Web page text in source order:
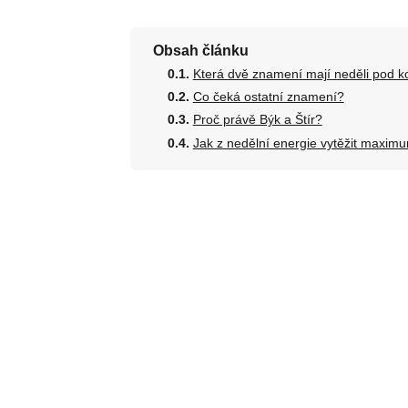
Obsah článku
Která dvě znamení mají neděli pod
Co čeká ostatní znamení?
Proč právě Býk a Štír?
Jak z nedělní energie vytěžit